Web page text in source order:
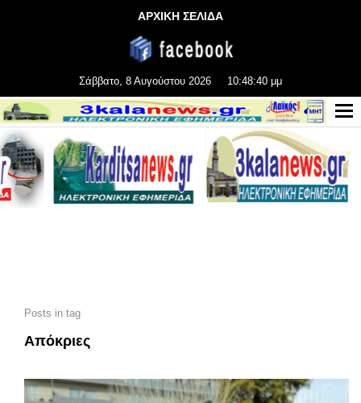
ΑΡΧΙΚΗ ΣΕΛΙΔΑ
Σάββατο, 8 Αυγούστου 2026 10:48:41 μμ
Posts in tag
Απόκριες